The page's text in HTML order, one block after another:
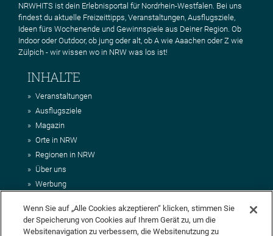
NRWHITS ist dein Erlebnisportal für Nordrhein-Westfalen. Bei uns
findest du aktuelle Freizeittipps, Veranstaltungen, Ausflugsziele,
Ideen fürs Wochenende und Gewinnspiele aus Deiner Region. Ob
Indoor oder Outdoor, ob jung oder alt, ob A wie Aaachen oder Z wie
Zülpich - wir wissen wo in NRW was los ist!
INHALTE
Veranstaltungen
Ausflugsziele
Magazin
Orte in NRW
Regionen in NRW
Über uns
Werbung
Impressum
AGB
Wenn Sie auf „Alle Cookies akzeptieren“ klicken, stimmen Sie
der Speicherung von Cookies auf Ihrem Gerät zu, um die
Websitenavigation zu verbessern, die Websitenutzung zu